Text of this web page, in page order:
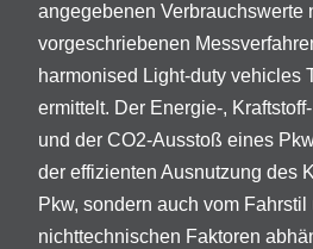
angegebenen Verbrauchswerte
vorgeschriebenen
harmonised Light-duty vehicles
ermittelt. Der Energie-,
und der CO2-Ausstoß eines
der effizienten Ausnutzung des
Pkw, sondern auch vom Fahrstil
nichttechnischen Faktoren